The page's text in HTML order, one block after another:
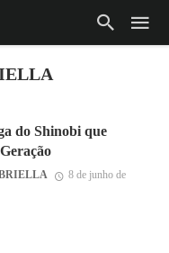
do Shinobi que
8 de junho de